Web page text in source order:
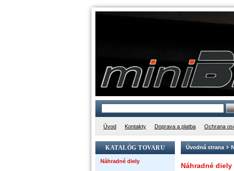
Úvod Kontakty Doprava a platba Ochrana
KATALÓG TOVARU
Náhradné diely
Úvodná strana
Náhradné